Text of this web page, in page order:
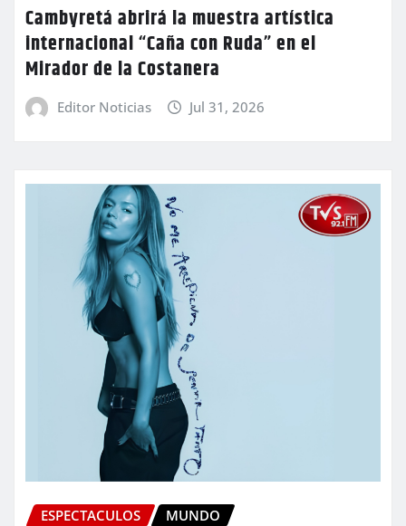
Cambyretá abrirá la muestra artística
internacional “Caña con Ruda” en el
Mirador de la Costanera
Editor Noticias Jul 31, 2026
ESPECTACULOS MUNDO